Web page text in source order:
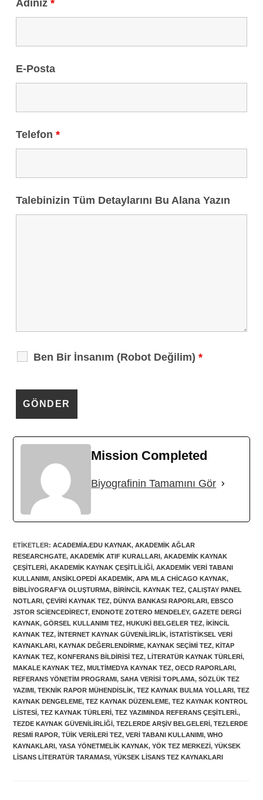
Adınız*
E-Posta
Telefon*
Talebinizin Tüm Detaylarını Bu Alana Yazın
Ben Bir İnsanım (Robot Değilim)*
Mission Completed
Biyografinin Tamamını Gör
ETIKETLER:ACADEMIA.EDU KAYNAK, AKADEMIK AĞLAR
RESEARCHGATE, AKADEMIK ATIF KURALLARI, AKADEMIK KAYNAK
ÇEŞITLERI, AKADEMIK KAYNAK ÇEŞITLILIĞI, AKADEMIK VERI TABANI
KULLANIMI, ANSIKLOPEDI AKADEMIK, APA MLA CHICAGO KAYNAK,
BIBLIYOGRAFYA OLUŞTURMA, BIRINCIL KAYNAK TEZ, ÇALIŞTAY PANEL
NOTLARI, ÇEVIRI KAYNAK TEZ, DÜNYA BANKASI RAPORLARI, EBSCO
JSTOR SCIENCEDIRECT, ENDNOTE ZOTERO MENDELEY, GAZETE DERGI
KAYNAK, GÖRSEL KULLANIMI TEZ, HUKUKI BELGELER TEZ, IKINCIL
KAYNAK TEZ, INTERNET KAYNAK GÜVENILIRLIK, ISTATISTIKSEL VERI
KAYNAKLARI, KAYNAK DEĞERLENDIRME, KAYNAK SEÇIMI TEZ, KITAP
KAYNAK TEZ, KONFERANS BILDIRISI TEZ, LITERATÜR KAYNAK TÜRLERI,
MAKALE KAYNAK TEZ, MULTIMEDYA KAYNAK TEZ, OECD RAPORLARI,
REFERANS YÖNETIM PROGRAMI, SAHA VERISI TOPLAMA, SÖZLÜK TEZ
YAZIMI, TEKNIK RAPOR MÜHENDISLIK, TEZ KAYNAK BULMA YOLLARI, TEZ
KAYNAK DENGELEME, TEZ KAYNAK DÜZENLEME, TEZ KAYNAK KONTROL
LISTESI, TEZ KAYNAK TÜRLERI, TEZ YAZIMINDA REFERANS ÇEŞITLERI.,
TEZDE KAYNAK GÜVENILIRLIĞI, TEZLERDE ARŞIV BELGELERI, TEZLERDE
RESMI RAPOR, TÜİK VERILERI TEZ, VERI TABANI KULLANIMI, WHO
KAYNAKLARI, YASA YÖNETMELIK KAYNAK, YÖK TEZ MERKEZI, YÜKSEK
LISANS LITERATÜR TARAMASI, YÜKSEK LISANS TEZ KAYNAKLARI